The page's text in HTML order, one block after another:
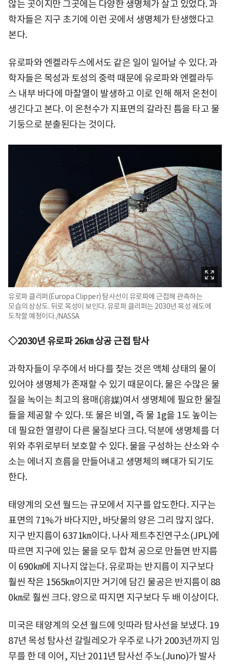
않는 곳이지만 그곳에는 다양한 생명체가 살고 있었다. 과
학자들은 지구 초기에 이런 곳에서 생명체가 탄생했다고
본다.
유로파와 엔켈라두스에서도 같은 일이 일어날 수 있다. 과
학자들은 목성과 토성의 중력 때문에 유로파와 엔켈라두
스 내부 바다에 마찰열이 발생하고 이로 인해 해저 온천이
생긴다고 본다. 이 온천수가 지표면의 갈라진 틈을 타고 물
기둥으로 분출된다는 것이다.
유로파 클리퍼(Europa Clipper) 탐사선이 유로파에 근접해 관측하는
모습의 상상도. 뒤로 목성이 보인다. 유로파 클리퍼는 2030년 목성 궤도에
도착할 예정이다./NASSA
◇2030년 유로파 26㎞ 상공 근접 탐사
과학자들이 우주에서 바다를 찾는 것은 액체 상태의 물이
있어야 생명체가 존재할 수 있기 때문이다. 물은 수많은 물
질을 녹이는 최고의 용매(溶媒)여서 생명체에 필요한 물질
들을 제공할 수 있다. 또 물은 비열, 즉 물 1g을 1도 높이는
데 필요한 열량이 다른 물질보다 크다. 덕분에 생명체를 더
위와 추위로부터 보호할 수 있다. 물을 구성하는 산소와 수
소는 에너지 흐름을 만들어내고 생명체의 뼈대가 되기도
한다.
태양계의 오션 월드는 규모에서 지구를 압도한다. 지구는
표면의 71%가 바다지만, 바닷물의 양은 그리 많지 않다.
지구 반지름이 6371㎞이다. 나사 제트추진연구소(JPL)에
따르면 지구에 있는 물을 모두 합쳐 공으로 만들면 반지름
이 690㎞에 지나지 않는다. 유로파는 반지름이 지구보다
훨씬 작은 1565㎞이지만 거기에 담긴 물공은 반지름이 88
0㎞로 훨씬 크다. 양으로 따지면 지구보다 두 배 이상이다.
미국은 태양계의 오션 월드에 잇따라 탐사선을 보냈다. 19
87년 목성 탐사선 갈릴레오가 우주로 나가 2003년까지 임
무를 한 데 이어, 지난 2011년 탐사선 주노(Juno)가 발사